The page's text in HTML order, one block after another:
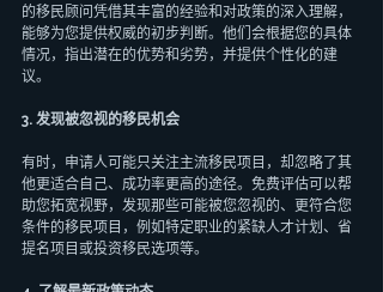
的移民顾问凭借其丰富的经验和对政策的深入理解，
能够为您提供权威的初步判断。他们会根据您的具体
情况，指出潜在的优势和劣势，并提供个性化的建
议。
3. 发现被忽视的移民机会
有时，申请人可能只关注主流移民项目，却忽略了其
他更适合自己、成功率更高的途径。免费评估可以帮
助您拓宽视野，发现那些可能被您忽视的、更符合您
条件的移民项目，例如特定职业的紧缺人才计划、省
提名项目或投资移民选项等。